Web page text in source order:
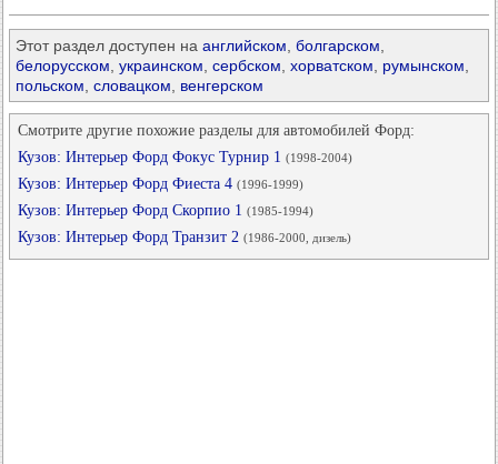
Этот раздел доступен на английском болгарском
белорусском украинском сербском хорватском румынском
польском словацком венгерском
Смотрите другие похожие разделы для автомобилей Форд:
Кузов: Интерьер Форд Фокус Турнир 1 (1998-2004)
Кузов: Интерьер Форд Фиеста 4 (1996-1999)
Кузов: Интерьер Форд Скорпио 1 (1985-1994)
Кузов: Интерьер Форд Транзит 2 (1986-2000, дизель)